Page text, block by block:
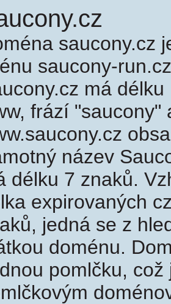
saucony.cz
saucony-
má
frází "saucony"
název
délku 7 znaků.
expirovaných
jedná se z
doménu.
pomlčku,